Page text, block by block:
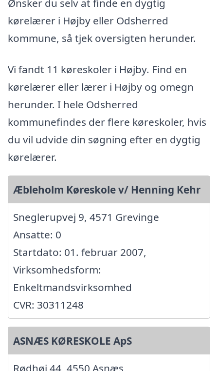
Ønsker du selv at finde en dygtig
kørelærer i Højby eller Odsherred
kommune, så tjek oversigten herunder.
Vi fandt 11 køreskoler i Højby. Find en
kørelærer eller lærer i Højby og omegn
herunder. I hele Odsherred
kommunefindes der flere køreskoler, hvis
du vil udvide din søgning efter en dygtig
kørelærer.
Æbleholm Køreskole v/ Henning Kehr
Sneglerupvej 9, 4571 Grevinge
Ansatte: 0
Startdato: 01. februar 2007,
Virksomhedsform:
Enkeltmandsvirksomhed
CVR: 30311248
ASNÆS KØRESKOLE ApS
Rødhøj 44, 4550 Asnæs